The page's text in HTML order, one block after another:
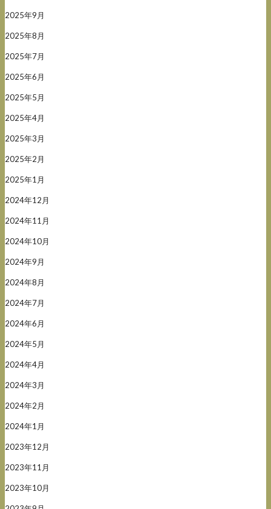
2025年9月
2025年8月
2025年7月
2025年6月
2025年5月
2025年4月
2025年3月
2025年2月
2025年1月
2024年12月
2024年11月
2024年10月
2024年9月
2024年8月
2024年7月
2024年6月
2024年5月
2024年4月
2024年3月
2024年2月
2024年1月
2023年12月
2023年11月
2023年10月